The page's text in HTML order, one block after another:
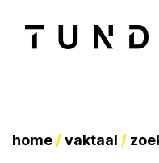
home /vaktaal /